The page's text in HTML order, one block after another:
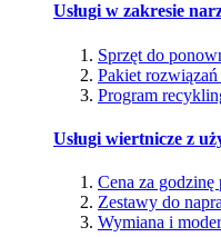
Usługi w zakresie
Sprzęt do
Pakiet
Program
Usługi wiertnicze z
Cena za godzinę
Zestawy do
Wymiana i